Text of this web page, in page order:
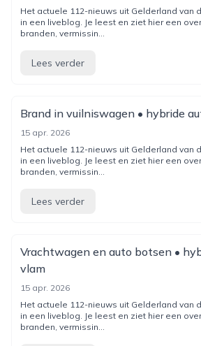
Het actuele 112-nieuws uit Gelderland van
in een liveblog. Je leest en ziet hier een
branden, vermissin...
Lees verder
Brand in vuilniswagen • hybride
15 apr. 2026
Het actuele 112-nieuws uit Gelderland van
in een liveblog. Je leest en ziet hier een
branden, vermissin...
Lees verder
Vrachtwagen en auto botsen •
vlam
15 apr. 2026
Het actuele 112-nieuws uit Gelderland van
in een liveblog. Je leest en ziet hier een
branden, vermissin...